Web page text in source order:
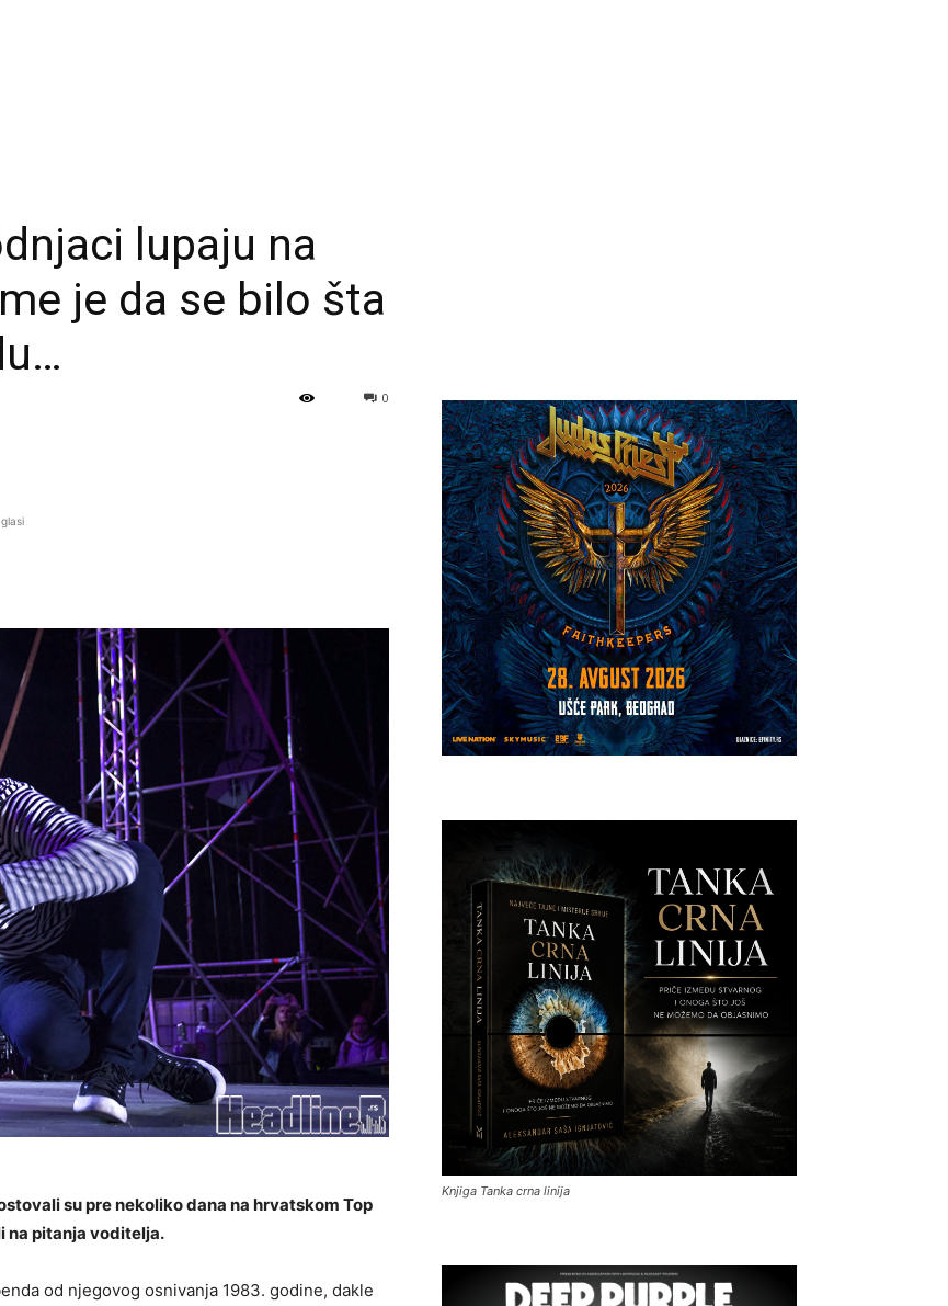
lupaju na
je da se bilo šta
0
su pre nekoliko dana na hrvatskom Top
na pitanja voditelja.
od njegovog osnivanja 1983. godine, dakle
Knjiga Tanka crna linija